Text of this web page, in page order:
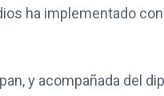
ha implementado
y acompañada del